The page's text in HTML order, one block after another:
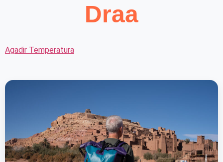
Draa
Agadir Temperatura